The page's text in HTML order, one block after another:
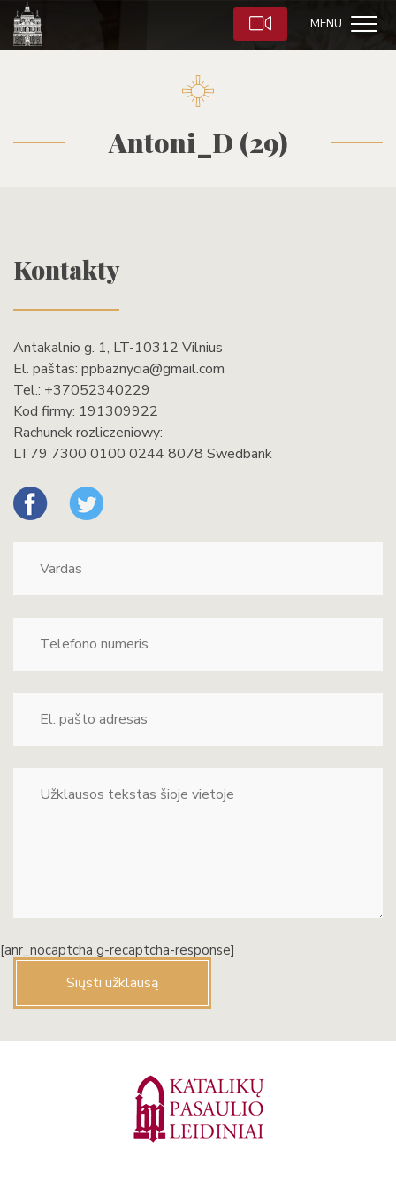
MENU
Antoni_D (29)
Kontakty
Antakalnio g. 1, LT-10312 Vilnius
El. paštas: ppbaznycia@gmail.com
Tel.: +37052340229
Kod firmy: 191309922
Rachunek rozliczeniowy:
LT79 7300 0100 0244 8078 Swedbank
[anr_nocaptcha g-recaptcha-response]